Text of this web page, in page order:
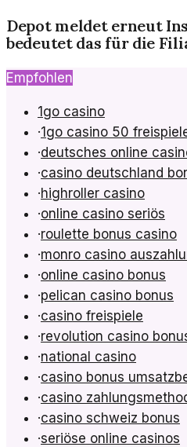
Depot meldet erneut
bedeutet das für die
Empfohlen
1go casino
·1go casino 50
·deutsches online
·casino deutschland
·highroller casino
·online casino seriös
·roulette bonus casino
·monro casino
·online casino bonus
·pelican casino bonus
·casino freispiele
·revolution casino
·national casino
·casino bonus
·casino
·casino schweiz bonus
·seriöse online casinos